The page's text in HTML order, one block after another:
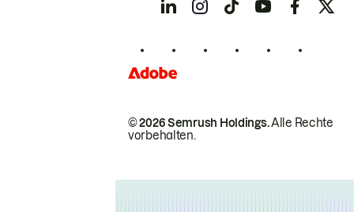
© 2026 Semrush Holdings.Alle Rechte
vorbehalten.